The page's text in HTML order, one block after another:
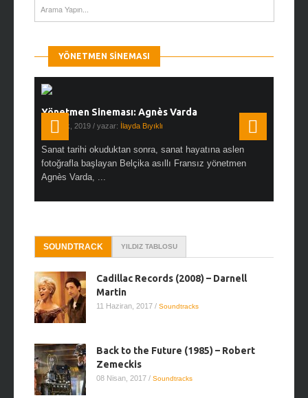
YÖNETMEN SINEMASI
Yönetmen Sineması: Agnès Varda
19 Ocak, 2019 / yazar: İlayda Bıyıklı
Sanat tarihi okuduktan sonra, sanat hayatına aslen
fotoğrafla başlayan Belçika asıllı Fransız yönetmen
Agnès Varda, ...
SOUNDTRACK YILDIZ TABLOSU
Cadillac Records (2008) – Darnell
Martin
11 Haziran, 2017 / Soundtracks
Back to the Future (1985) – Robert
Zemeckis
08 Nisan, 2017 / Soundtracks